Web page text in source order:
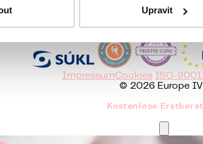
Upravit
Česky English Hrvatski Italiano
ImpressumCookies ISO-
© 2026 Europe
Kostenlose